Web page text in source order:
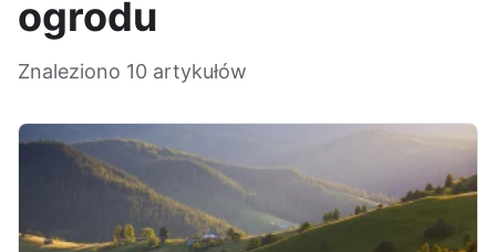
ogrodu
Znaleziono 10 artykułów